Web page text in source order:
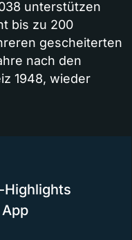
unterstützen
bis zu 200
gescheiterten
nach den
1948, wieder
Highlights